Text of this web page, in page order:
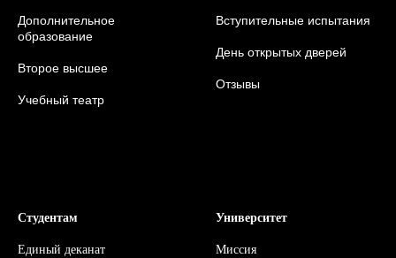
Дополнительное
образование
Второе высшее
Учебный театр
Вступительные испытания
День открытых дверей
Отзывы
Студентам
Единый деканат
Университет
Миссия